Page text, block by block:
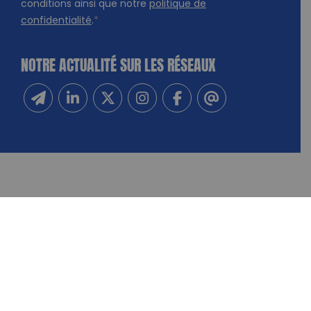
conditions ainsi que notre politique de
confidentialité.*
NOTRE ACTUALITÉ SUR LES RÉSEAUX